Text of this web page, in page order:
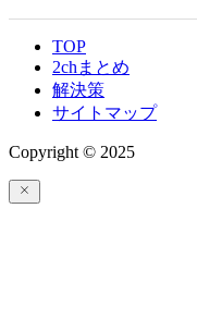
TOP
2chまとめ
解決策
サイトマップ
Copyright © 2025